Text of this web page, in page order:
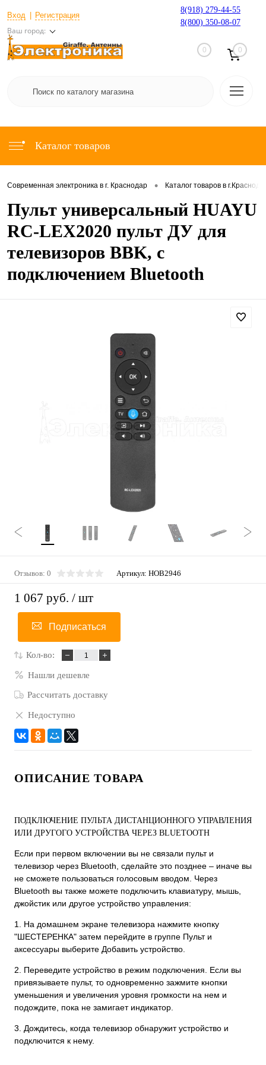
Вход Регистрация
Ваш город:
8(918) 279-44-55
8(800) 350-08-07
0 0
Каталог товаров
Современная электроника в г. Краснодар • Каталог товаров в
Пульт универсальный HUAYU
RC-LEX2020 пульт ДУ для
телевизоров BBK, с
подключением Bluetooth
Отзывов: 0 Артикул: HOB2946
1 067 руб. / шт
Подписаться
Кол-во:
Нашли дешевле
Рассчитать доставку
Недоступно
ОПИСАНИЕ ТОВАРА
ПОДКЛЮЧЕНИЕ ПУЛЬТА ДИСТАНЦИОННОГО УПРАВЛЕНИЯ
ИЛИ ДРУГОГО УСТРОЙСТВА ЧЕРЕЗ BLUETOOTH
Если при первом включении вы не связали пульт и
телевизор через Bluetooth, сделайте это позднее – иначе вы
не сможете пользоваться голосовым вводом. Через
Bluetooth вы также можете подключить клавиатуру, мышь,
джойстик или другое устройство управления:
1. На домашнем экране телевизора нажмите кнопку
"ШЕСТЕРЕНКА" затем перейдите в группе Пульт и
аксессуары выберите Добавить устройство.
2. Переведите устройство в режим подключения. Если вы
привязываете пульт, то одновременно зажмите кнопки
уменьшения и увеличения уровня громкости на нем и
подождите, пока не замигает индикатор.
3. Дождитесь, когда телевизор обнаружит устройство и
подключится к нему.